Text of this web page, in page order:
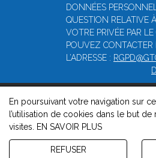
DONNÉES
QUESTION RELATIVE
VOTRE PRIVÉE PAR
POUVEZ
L’ADRESSE :
© 2026, Greffe du tribunal mixte
France -Mentions légales- Contact
Politique de
Version : 1.8.1
En poursuivant votre navigation sur
l’utilisation de cookies dans le but
visites.
EN SAVOIR PLUS
REFUSER